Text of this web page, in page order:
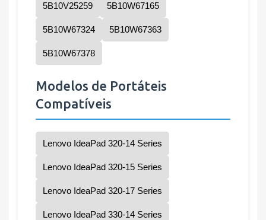
5B10V25259 5B10W67165
5B10W67324 5B10W67363
5B10W67378
Modelos de Portáteis
Compatíveis
Lenovo IdeaPad 320-14 Series
Lenovo IdeaPad 320-15 Series
Lenovo IdeaPad 320-17 Series
Lenovo IdeaPad 330-14 Series